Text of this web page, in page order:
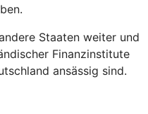
Staaten weiter und
Finanzinstitute
ansässig sind.